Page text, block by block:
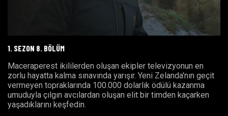
Oynat
1. SEZON 8. BÖLÜM
Maceraperest ikililerden oluşan ekipler televizyonun en
zorlu hayatta kalma sınavında yarışır. Yeni Zelanda'nın geçit
vermeyen topraklarında 100.000 dolarlık ödülü kazanma
umuduyla çılgın avcılardan oluşan elit bir timden kaçarken
yaşadıklarını keşfedin.